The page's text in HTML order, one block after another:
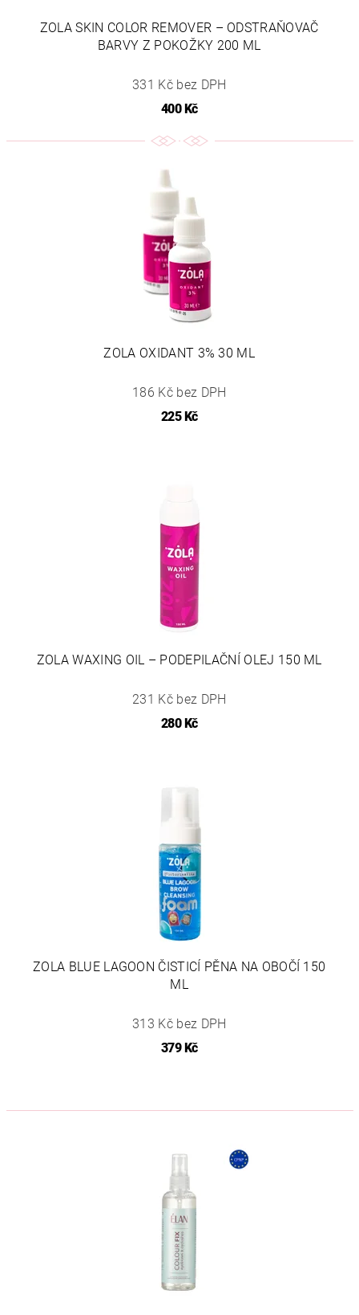
ZOLA SKIN COLOR REMOVER – ODSTRAŇOVAČ
BARVY Z POKOŽKY 200 ML
331 Kč bez DPH
400 Kč
ZOLA OXIDANT 3% 30 ML
186 Kč bez DPH
225 Kč
ZOLA WAXING OIL – PODEPILAČNÍ OLEJ 150 ML
231 Kč bez DPH
280 Kč
ZOLA BLUE LAGOON ČISTICÍ PĚNA NA OBOČÍ 150
ML
313 Kč bez DPH
379 Kč